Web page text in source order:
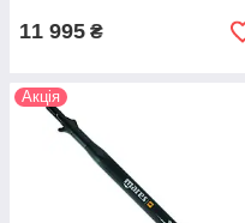
11 995 ₴
Акція